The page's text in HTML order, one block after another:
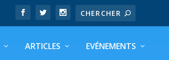
ARTICLES EVÉNEMENTS